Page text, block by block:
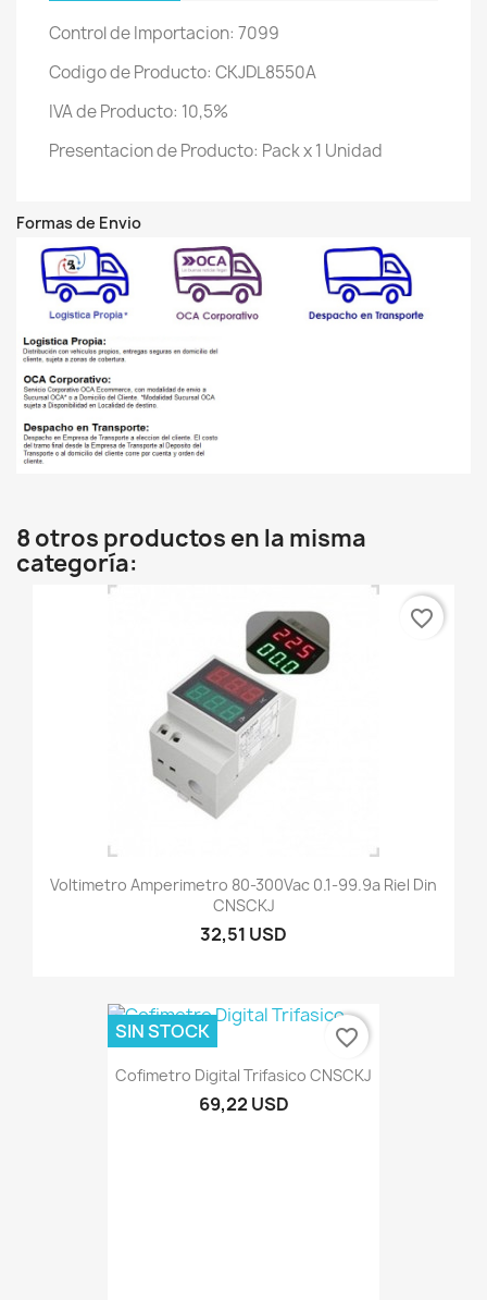
Control de Importacion: 7099
Codigo de Producto: CKJDL8550A
IVA de Producto: 10,5%
Presentacion de Producto: Pack x 1 Unidad
Formas de Envio
8 otros productos en la misma
categoría:
Voltimetro Amperimetro 80-300Vac 0.1-99.9a Riel Din
CNSCKJ
32,51 USD
favorite_border
Cofimetro Digital Trifasico CNSCKJ
69,22 USD
SIN STOCK favorite_border